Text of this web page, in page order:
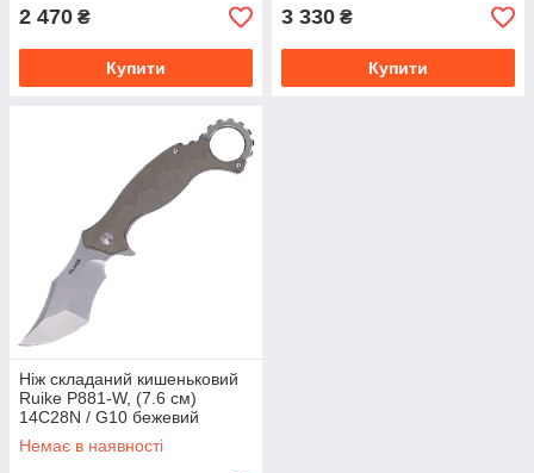
2 470 ₴
Купити
3 330 ₴
Купити
Ніж складаний кишеньковий
Ruike P881-W, (7.6 см)
14C28N / G10 бежевий
Немає в наявності